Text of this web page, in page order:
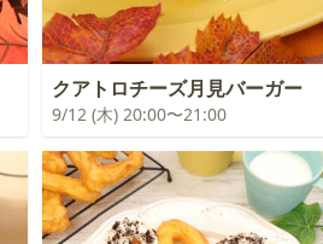
クアトロチーズ月見バーガー
9/12 (木) 20:00〜21:00